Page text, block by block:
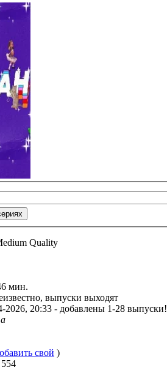
Quality
мин.
выпуски выходят
2026, 20:33 - добавлены 1-28 выпуски!
свой )